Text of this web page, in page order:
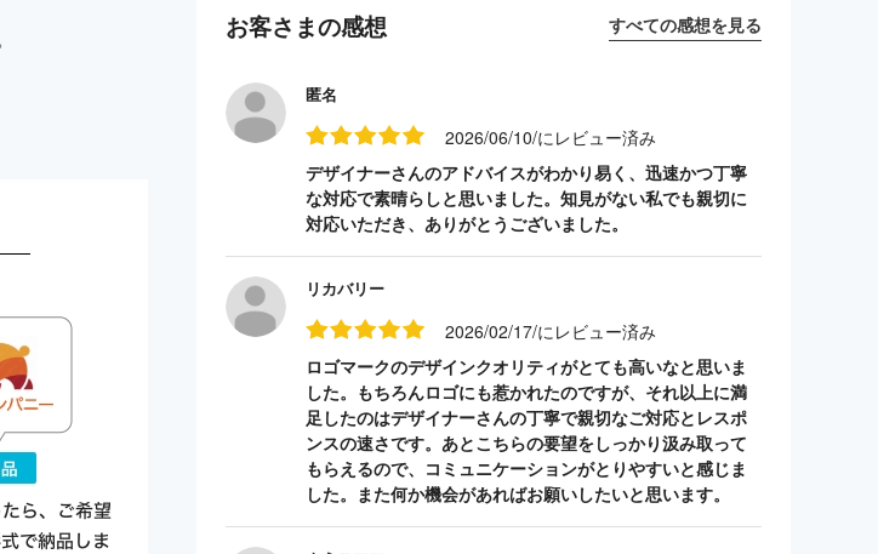
お客さまの感想 すべての感想を見る
匿名
2026/06/10/にレビュー済み
デザイナーさんのアドバイスがわかり易く、迅速かつ丁寧
な対応で素晴らしと思いました。知見がない私でも親切に
対応いただき、ありがとうございました。
リカバリー
2026/02/17/にレビュー済み
ロゴマークのデザインクオリティがとても高いなと思いま
した。もちろんロゴにも惹かれたのですが、それ以上に満
足したのはデザイナーさんの丁寧で親切なご対応とレスポ
ンスの速さです。あとこちらの要望をしっかり汲み取って
もらえるので、コミュニケーションがとりやすいと感じま
した。また何か機会があればお願いしたいと思います。